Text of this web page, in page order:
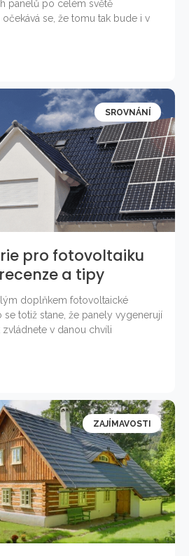
panelů po celém světě
se, že tomu tak bude i v
SROVNÁNÍ
pro fotovoltaiku
a tipy
doplňkem fotovoltaické
se totiž stane, že panely vygenerují
v danou chvíli
ZAJÍMAVOSTI